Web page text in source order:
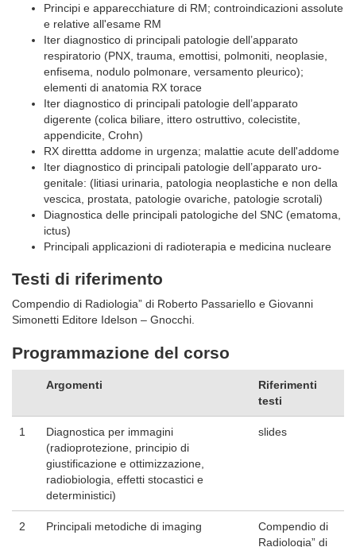
Principi e apparecchiature di RM; controindicazioni assolute
e relative all'esame RM
Iter diagnostico di principali patologie dell’apparato
respiratorio (PNX, trauma, emottisi, polmoniti, neoplasie,
enfisema, nodulo polmonare, versamento pleurico);
elementi di anatomia RX torace
Iter diagnostico di principali patologie dell’apparato
digerente (colica biliare, ittero ostruttivo, colecistite,
appendicite, Crohn)
RX direttta addome in urgenza; malattie acute dell'addome
Iter diagnostico di principali patologie dell’apparato uro-
genitale: (litiasi urinaria, patologia neoplastiche e non della
vescica, prostata, patologie ovariche, patologie scrotali)
Diagnostica delle principali patologiche del SNC (ematoma,
ictus)
Principali applicazioni di radioterapia e medicina nucleare
Testi di riferimento
Compendio di Radiologia” di Roberto Passariello e Giovanni
Simonetti Editore Idelson – Gnocchi.
Programmazione del corso
Argomenti
Riferimenti
testi
1
Diagnostica per immagini
(radioprotezione, principio di
giustificazione e ottimizzazione,
radiobiologia, effetti stocastici e
deterministici)
slides
2 Principali metodiche di imaging
Compendio di
Radiologia” di